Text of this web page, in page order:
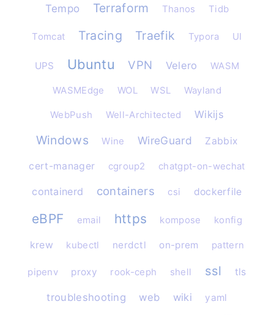
Tempo Terraform Thanos Tidb
Tomcat Tracing Traefik Typora UI
UPS Ubuntu VPN Velero WASM
WASMEdge WOL WSL Wayland
WebPush Well-Architected Wikijs
Windows Wine WireGuard Zabbix
cert-manager cgroup2 chatgpt-on-wechat
containerd containers csi dockerfile
eBPF email https kompose konfig
krew kubectl nerdctl on-prem pattern
pipenv proxy rook-ceph shell ssl tls
troubleshooting web wiki yaml